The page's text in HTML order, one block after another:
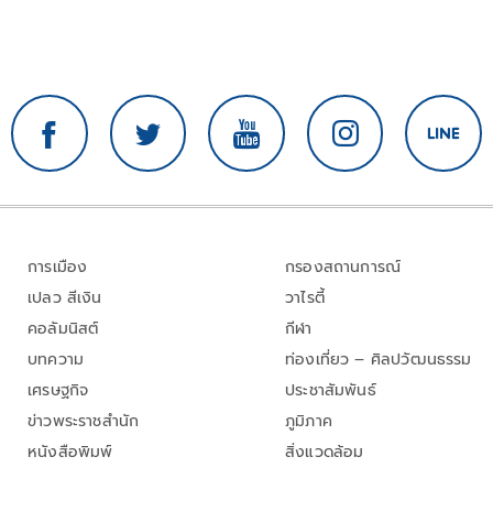
การเมือง
เปลว สีเงิน
คอลัมนิสต์
บทความ
เศรษฐกิจ
ข่าวพระราชสำนัก
หนังสือพิมพ์
กรองสถานการณ์
วาไรตี้
กีฬา
ท่องเที่ยว – ศิลปวัฒนธรรม
ประชาสัมพันธ์
ภูมิภาค
สิ่งแวดล้อม